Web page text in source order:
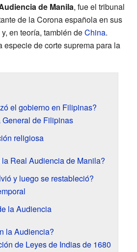
de Manila, fue el tribunal
de la Corona española en sus
y, en teoría, también deChina.
especie de corte suprema para la
el gobierno en Filipinas?
de Filipinas
religiosa
Real Audiencia de Manila?
y luego se restableció?
la Audiencia
la Audiencia?
de Leyes de Indias de 1680